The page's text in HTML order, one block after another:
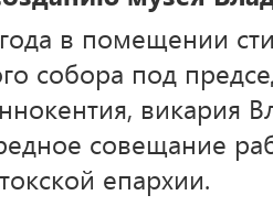
в помещении
собора под
викария
совещание
епархии.